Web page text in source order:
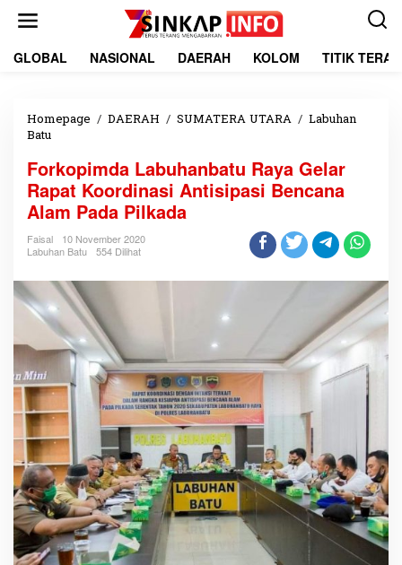
GLOBAL NASIONAL DAERAH KOLOM TITIK
Homepage / DAERAH / SUMATERA UTARA / Labuhan
Batu
r
k
o
p
i
m
a
L
a
b
u
h
n
b
a
t
u
R
a
y
a
G
e
Forkopimda Labuhanbatu Raya Gelar
Rapat Koordinasi Antisipasi Bencana
Alam Pada Pilkada
Faisal
10 November 2020
Labuhan Batu
554 Dilihat